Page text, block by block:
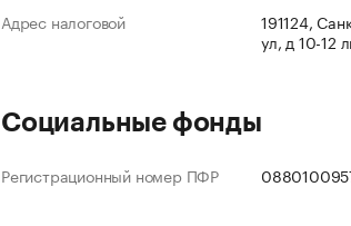
Адрес налоговой
191124,
ул, д 10-12
Социальные фонды
Регистрационный номер ПФР